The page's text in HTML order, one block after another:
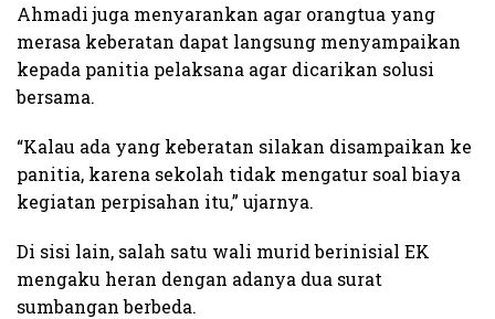
Ahmadi juga menyarankan agar orangtua yang
merasa keberatan dapat langsung menyampaikan
kepada panitia pelaksana agar dicarikan solusi
bersama.
“Kalau ada yang keberatan silakan disampaikan ke
panitia, karena sekolah tidak mengatur soal biaya
kegiatan perpisahan itu,” ujarnya.
Di sisi lain, salah satu wali murid berinisial EK
mengaku heran dengan adanya dua surat
sumbangan berbeda.